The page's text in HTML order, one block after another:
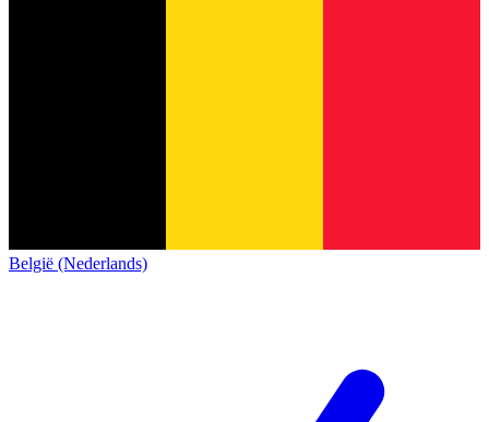
België (Nederlands)